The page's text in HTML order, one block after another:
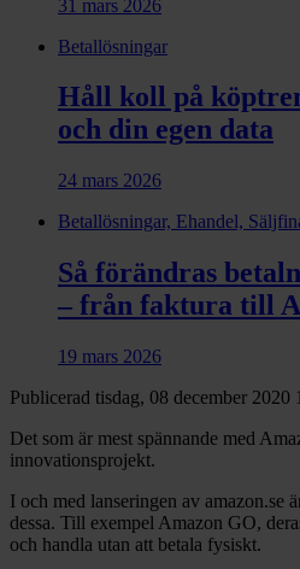
31 mars 2026
Betallösningar
Håll koll på
och din egen data
24 mars 2026
Betallösningar, Ehandel,
Så förändras
– från faktura till
19 mars 2026
Publicerad tisdag, 08 december 2020
Det som är mest spännande med
innovationsprojekt.
I och med lanseringen av amazon.se
dessa. Till exempel Amazon GO,
och handla utan att betala fysiskt.